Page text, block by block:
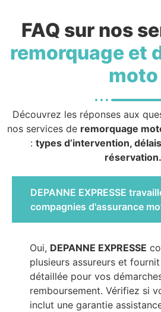
FAQ sur nos
remorquage et
moto
Découvrez les réponses aux
nos services de remorquage
: types d’intervention,
réservation.
DEPANNE EXPRESSE
compagnies d'assurance
Oui, DEPANNE EXPRESSE
plusieurs assureurs et
détaillée pour vos
remboursement. Vérifiez si
inclut une garantie